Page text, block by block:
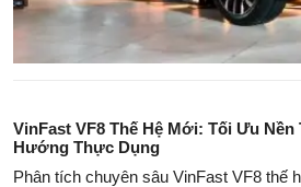
VinFast VF8 Thế Hệ Mới: Tối Ưu
Hướng Thực Dụng
Phân tích chuyên sâu VinFast VF8 thế